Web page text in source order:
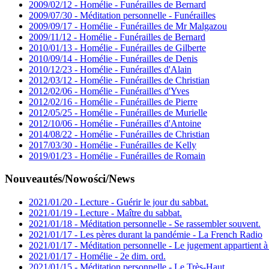
2009/02/12 - Homélie - Funérailles de Bernard
2009/07/30 - Méditation personnelle - Funérailles
2009/09/17 - Homélie - Funérailles de Mr Malgazou
2009/11/12 - Homélie - Funérailles de Bernard
2010/01/13 - Homélie - Funérailles de Gilberte
2010/09/14 - Homélie - Funérailles de Denis
2010/12/23 - Homélie - Funérailles d'Alain
2012/03/12 - Homélie - Funérailles de Christian
2012/02/06 - Homélie - Funérailles d'Yves
2012/02/16 - Homélie - Funérailles de Pierre
2012/05/25 - Homélie - Funérailles de Murielle
2012/10/06 - Homélie - Funérailles d'Antoine
2014/08/22 - Homélie - Funérailles de Christian
2017/03/30 - Homélie - Funérailles de Kelly
2019/01/23 - Homélie - Funérailles de Romain
Nouveautés/Nowości/News
2021/01/20 - Lecture - Guérir le jour du sabbat.
2021/01/19 - Lecture - Maître du sabbat.
2021/01/18 - Méditation personnelle - Se rassembler souvent.
2021/01/17 - Les pères durant la pandémie - La French Radio
2021/01/17 - Méditation personnelle - Le jugement appartient
2021/01/17 - Homélie - 2e dim. ord.
2021/01/15 - Méditation personnelle - Le Très-Haut.